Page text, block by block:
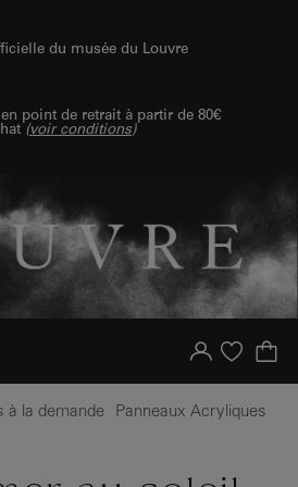
du musée du Louvre
point de retrait à partir de 80€
(voir conditions)
Votre compte
Liste d'achat
à la demande Panneaux Acryliques